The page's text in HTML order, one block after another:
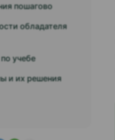
пошагово
обладателя
учебе
и их решения